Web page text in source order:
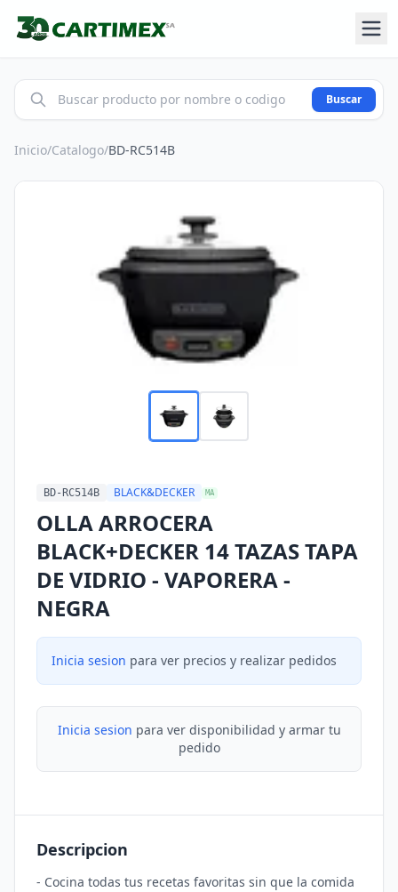
Buscar
Inicio/Catalogo/BD-RC514B
BD-RC514B BLACK&DECKER MA
OLLA ARROCERA
BLACK+DECKER 14 TAZAS TAPA
DE VIDRIO - VAPORERA -
NEGRA
Inicia sesion para ver precios y realizar pedidos
Inicia sesion para ver disponibilidad y armar tu
pedido
Descripcion
- Cocina todas tus recetas favoritas sin que la comida